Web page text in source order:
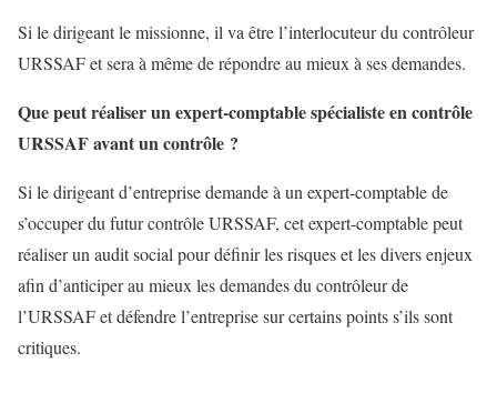
Si le dirigeant le missionne, il va être l’interlocuteur du contrôleur
URSSAF et sera à même de répondre au mieux à ses demandes.
Que peut réaliser un expert-comptable spécialiste en contrôle
URSSAF avant un contrôle ?
Si le dirigeant d’entreprise demande à un expert-comptable de
s’occuper du futur contrôle URSSAF, cet expert-comptable peut
réaliser un audit social pour définir les risques et les divers enjeux
afin d’anticiper au mieux les demandes du contrôleur de
l’URSSAF et défendre l’entreprise sur certains points s’ils sont
critiques.